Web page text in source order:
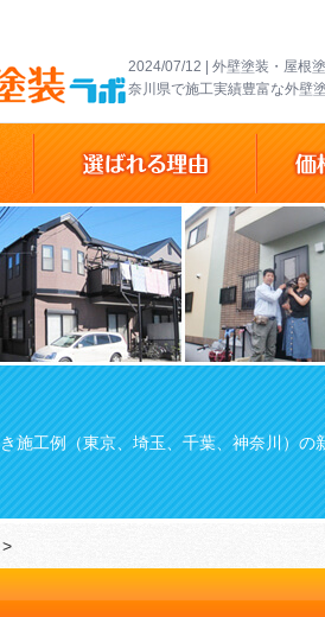
2024/07/12 | 外壁塗装・屋根
奈川県で施工実績豊富な外壁
施工例（東京、埼玉、千葉、神奈川）の
>